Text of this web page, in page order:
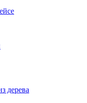
дерева